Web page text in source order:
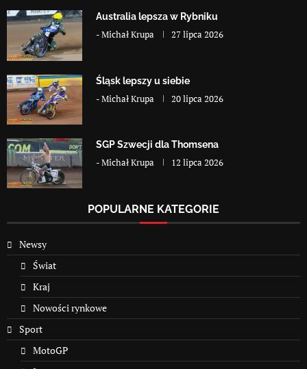
Australia lepsza w Rybniku
-Michał Krupa 27 lipca 2026
Śląsk lepszy u siebie
-Michał Krupa 20 lipca 2026
SGP Szwecji dla Thomsena
-Michał Krupa 12 lipca 2026
POPULARNE KATEGORIE
Newsy
Świat
Kraj
Nowości rynkowe
Sport
MotoGP